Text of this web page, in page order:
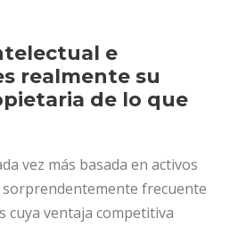
e
realmente su
de lo que
vez más basada en activos
frecuente
cuya ventaja competitiva